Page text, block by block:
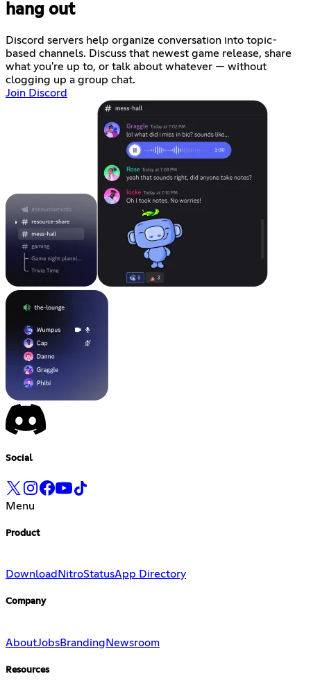
hang out
Discord servers help organize conversation into topic-
based channels. Discuss that newest game release, share
what you're up to, or talk about whatever — without
clogging up a group chat.
Join Discord
Social
Menu
Product
Download NitroStatusApp Directory
Company
AboutJobsBrandingNewsroom
Resources